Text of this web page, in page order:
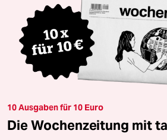
10 Ausgaben für 10 Euro
Die Wochenzeitung mit